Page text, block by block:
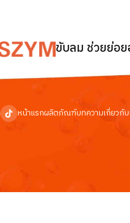
ขับลม ช่วยย่อ
หน้าแรกผลิตภัณฑ์บทความเกี่ยวกับ